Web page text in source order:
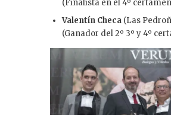
(Finalista en el 4º
Valentín Checa(Las
(Ganador del 2º 3º y 4º